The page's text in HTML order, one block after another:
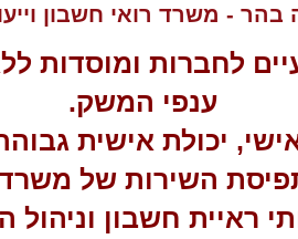
בהר - משרד רואי חשבון
לחברות ומוסדות
ענפי המשק.
יכולת אישית
השירות של
ראיית חשבון